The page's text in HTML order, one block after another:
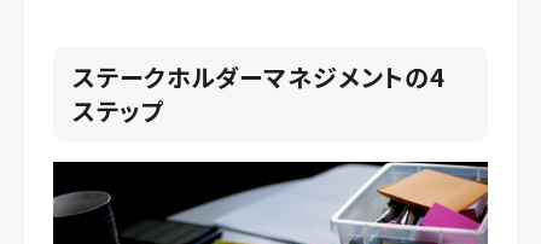
ステークホルダーマネジメントの4
ステップ